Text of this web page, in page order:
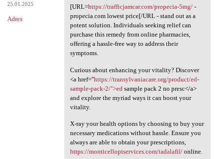
25.01.2025
Adres
[URL=https://trafficjamcar.com/propecia-5mg/-
propecia.com lowest price[/URL - stand out as a
potent solution. Individuals seeking relief can
purchase this remedy from online pharmacies,
offering a hassle-free way to address their
symptoms.
Curious about enhancing your vitality? Discover
<a href="https://transylvaniacare.org/product/ed-
sample-pack-2/">ed sample pack 2 no presc</a>
and explore the myriad ways it can boost your
vitality.
X-ray your health options by choosing to buy your
necessary medications without hassle. Ensure you
always are able to obtain your prescriptions,
https://monticelloptservices.com/tadalafil/online.